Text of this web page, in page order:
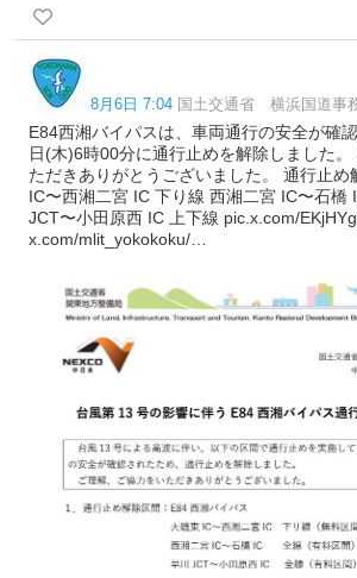
8月6日 7:04 国土交通省 横浜国道事
E84西湘バイパスは、車両通行の安全が確
日(木)6時00分に通行止めを解除しました
ただきありがとうございました。 通行止め
IC〜西湘二宮 IC 下り線 西湘二宮 IC〜石橋
JCT〜小田原西 IC 上下線 pic.x.com/
x.com/mlit_yokokoku/…